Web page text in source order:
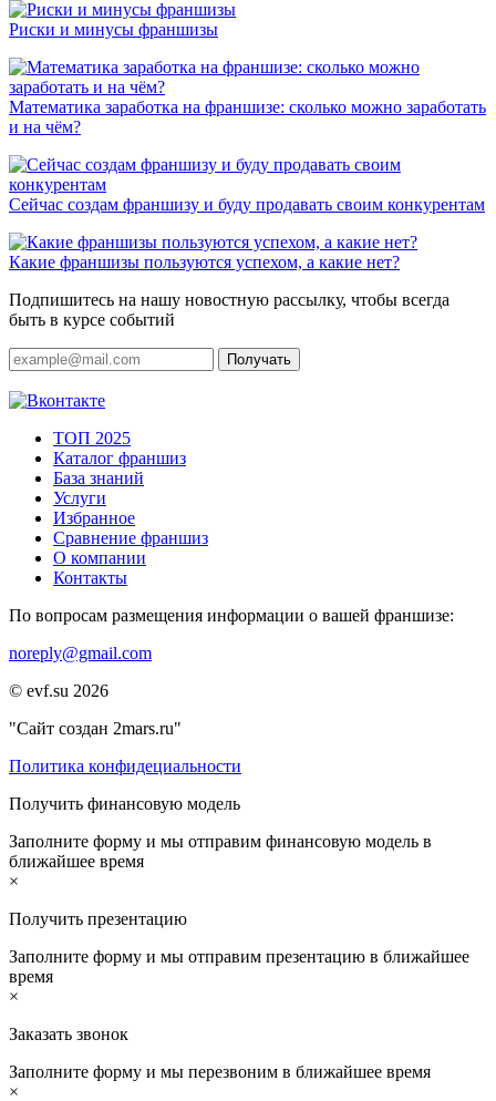
Риски и минусы франшизы
Математика заработка на франшизе: сколько можно заработать
и на чём?
Сейчас создам франшизу и буду продавать своим конкурентам
Какие франшизы пользуются успехом, а какие нет?
Подпишитесь на нашу новостную рассылку, чтобы всегда
быть в курсе событий
Получать
ТОП 2025
Каталог франшиз
База знаний
Услуги
Избранное
Сравнение франшиз
О компании
Контакты
По вопросам размещения информации о вашей франшизе:
noreply@gmail.com
© evf.su 2026
"Сайт создан 2mars.ru"
Политика конфидециальности
Получить финансовую модель
Заполните форму и мы отправим финансовую модель в
ближайшее время
×
Получить презентацию
Заполните форму и мы отправим презентацию в ближайшее
время
×
Заказать звонок
Заполните форму и мы перезвоним в ближайшее время
×